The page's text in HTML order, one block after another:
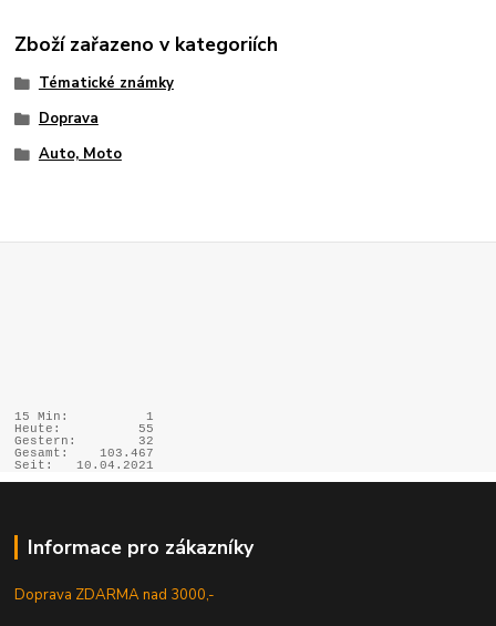
Zboží zařazeno v kategoriích
Tématické známky
Doprava
Auto, Moto
15 Min:
1
Heute:
55
Gestern:
32
Gesamt:
103.467
Seit:
10.04.2021
Informace pro zákazníky
Doprava ZDARMA nad 3000,-